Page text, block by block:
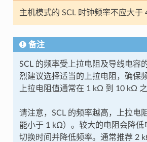
主机模式的 SCL 时钟频率不应大于
备注
SCL 的频率受上拉电阻及导线电容
烈建议选择适当的上拉电阻，确保
上拉电阻值通常在 1 kΩ 到 10 kΩ 之
请注意，SCL 的频率越高，上拉电
能小于 1 kΩ）。较大的电阻会降低
切换时间并降低频率。通常推荐 2